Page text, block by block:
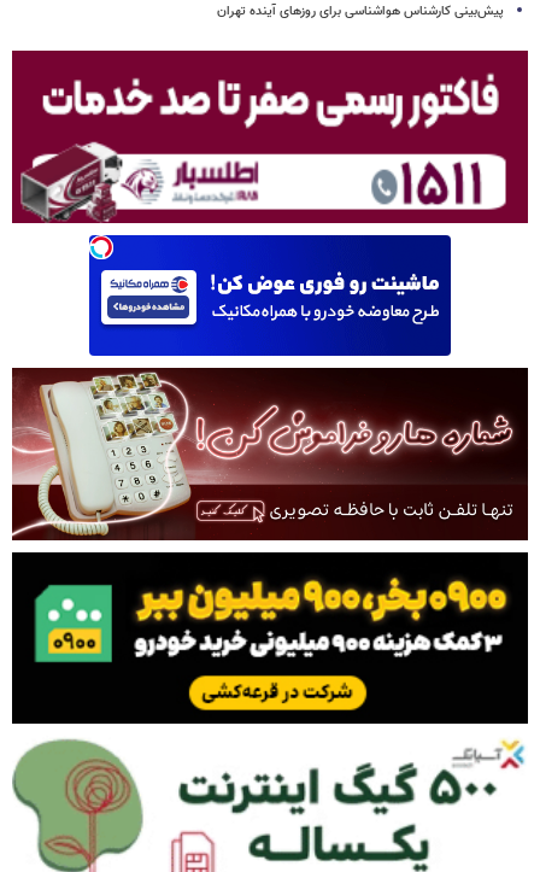
پیش‌بینی کارشناس هواشناسی برای روزهای آینده تهران